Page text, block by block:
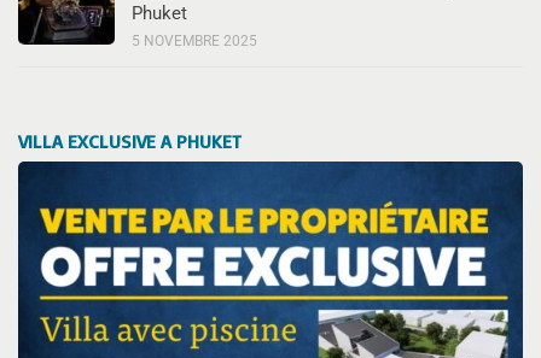
Phuket
5 NOVEMBRE 2025
VILLA EXCLUSIVE A PHUKET